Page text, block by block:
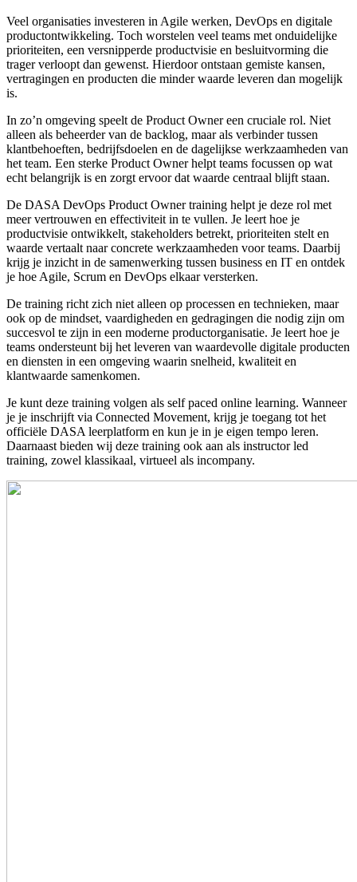
Veel organisaties investeren in Agile werken, DevOps en digitale
productontwikkeling. Toch worstelen veel teams met onduidelijke
prioriteiten, een versnipperde productvisie en besluitvorming die
trager verloopt dan gewenst. Hierdoor ontstaan gemiste kansen,
vertragingen en producten die minder waarde leveren dan mogelijk
is.
In zo’n omgeving speelt de Product Owner een cruciale rol. Niet
alleen als beheerder van de backlog, maar als verbinder tussen
klantbehoeften, bedrijfsdoelen en de dagelijkse werkzaamheden van
het team. Een sterke Product Owner helpt teams focussen op wat
echt belangrijk is en zorgt ervoor dat waarde centraal blijft staan.
De DASA DevOps Product Owner training helpt je deze rol met
meer vertrouwen en effectiviteit in te vullen. Je leert hoe je
productvisie ontwikkelt, stakeholders betrekt, prioriteiten stelt en
waarde vertaalt naar concrete werkzaamheden voor teams. Daarbij
krijg je inzicht in de samenwerking tussen business en IT en ontdek
je hoe Agile, Scrum en DevOps elkaar versterken.
De training richt zich niet alleen op processen en technieken, maar
ook op de mindset, vaardigheden en gedragingen die nodig zijn om
succesvol te zijn in een moderne productorganisatie. Je leert hoe je
teams ondersteunt bij het leveren van waardevolle digitale producten
en diensten in een omgeving waarin snelheid, kwaliteit en
klantwaarde samenkomen.
Je kunt deze training volgen als self paced online learning. Wanneer
je je inschrijft via Connected Movement, krijg je toegang tot het
officiële DASA leerplatform en kun je in je eigen tempo leren.
Daarnaast bieden wij deze training ook aan als instructor led
training, zowel klassikaal, virtueel als incompany.